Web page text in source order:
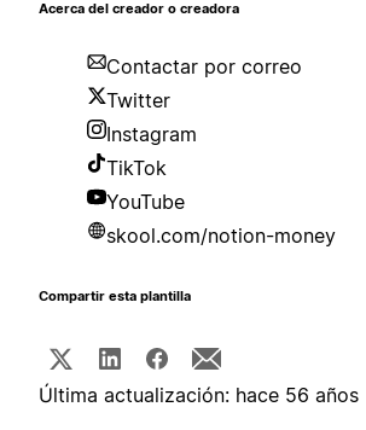
Acerca del creador o creadora
Contactar por correo
Twitter
Instagram
TikTok
YouTube
skool.com/notion-money
Compartir esta plantilla
Última actualización: hace 56 años